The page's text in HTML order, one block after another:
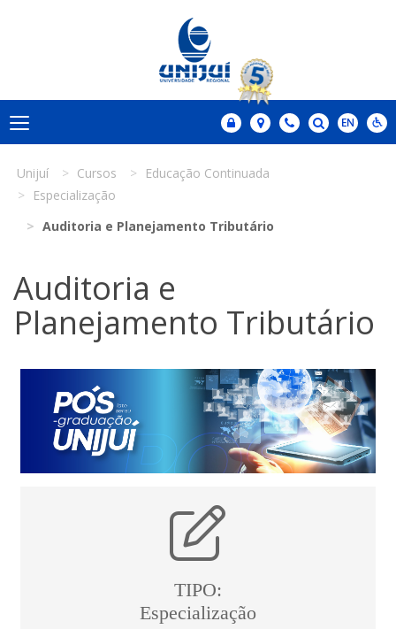
Unijuí Cursos
Educação Continuada
Especialização
Auditoria e Planejamento Tributário
Auditoria e
Planejamento Tributário